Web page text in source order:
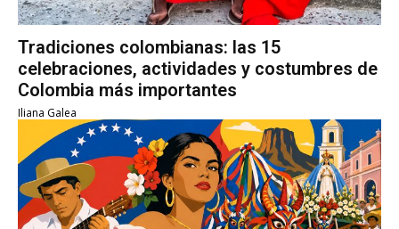
Tradiciones colombianas: las 15
celebraciones, actividades y costumbres de
Colombia más importantes
Iliana Galea